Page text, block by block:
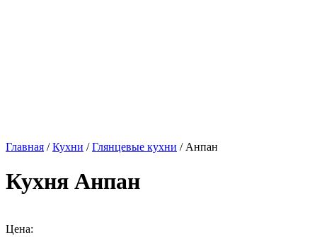
Главная /Кухни /Глянцевые кухни / Анпан
Кухня Анпан
Цена: